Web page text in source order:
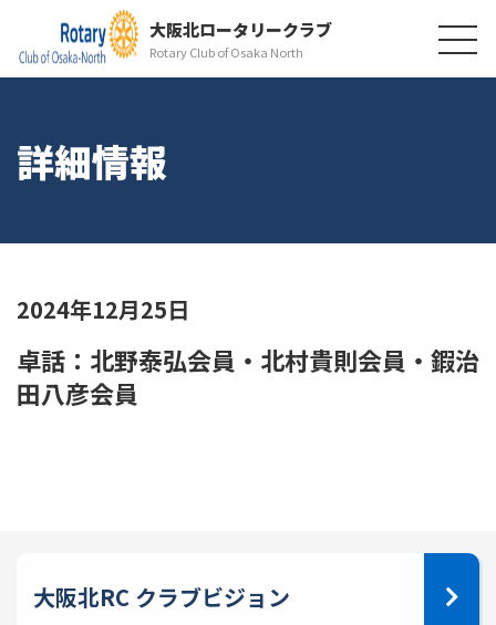
大阪北ロータリークラブ
Rotary Club of Osaka North
詳細情報
2024年12月25日
卓話：北野泰弘会員・北村貴則会員・鍜治
田八彦会員
大阪北RC クラブビジョン